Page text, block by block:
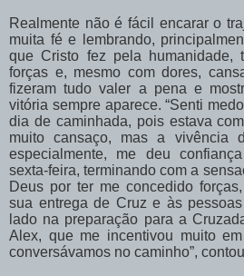
Realmente não é fácil encarar o
muita fé e lembrando,
que Cristo fez pela humanidade,
forças e, mesmo com dores,
fizeram tudo valer a pena e
vitória sempre aparece. “Senti
dia de caminhada, pois estava
muito cansaço, mas a vivência
especialmente, me deu
sexta-feira, terminando com a
Deus por ter me concedido
sua entrega de Cruz e às
lado na preparação para a
Alex, que me incentivou muito
conversávamos no caminho”,